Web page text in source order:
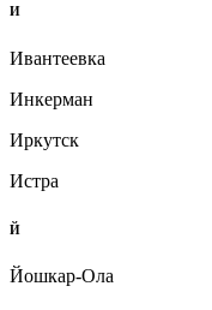
И
Ивантеевка
Инкерман
Иркутск
Истра
Й
Йошкар-Ола